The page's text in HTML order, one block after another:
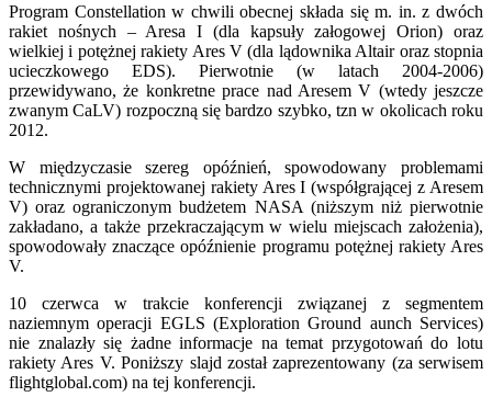
Program Constellation w chwili obecnej składa się m. in. z dwóch
rakiet nośnych – Aresa I (dla kapsuły załogowej Orion) oraz
wielkiej i potężnej rakiety Ares V (dla lądownika Altair oraz stopnia
ucieczkowego EDS). Pierwotnie (w latach 2004-2006)
przewidywano, że konkretne prace nad Aresem V (wtedy jeszcze
zwanym CaLV) rozpoczną się bardzo szybko, tzn w okolicach roku
2012.
W międzyczasie szereg opóźnień, spowodowany problemami
technicznymi projektowanej rakiety Ares I (współgrającej z Aresem
V) oraz ograniczonym budżetem NASA (niższym niż pierwotnie
zakładano, a także przekraczającym w wielu miejscach założenia),
spowodowały znaczące opóźnienie programu potężnej rakiety Ares
V.
10 czerwca w trakcie konferencji związanej z segmentem
naziemnym operacji EGLS (Exploration Ground aunch Services)
nie znalazły się żadne informacje na temat przygotowań do lotu
rakiety Ares V. Poniższy slajd został zaprezentowany (za serwisem
flightglobal.com) na tej konferencji.